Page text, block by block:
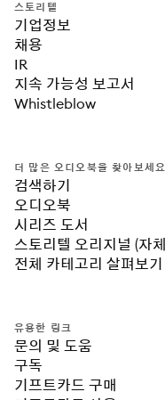
스토리텔
기업정보
채용
IR
지속 가능성 보고서
Whistleblow
더 많은 오디오북을 찾아보세
검색하기
오디오북
시리즈 도서
스토리텔 오리지널 (자
전체 카테고리 살펴보기
유용한 링크
문의 및 도움
구독
기프트카드 구매